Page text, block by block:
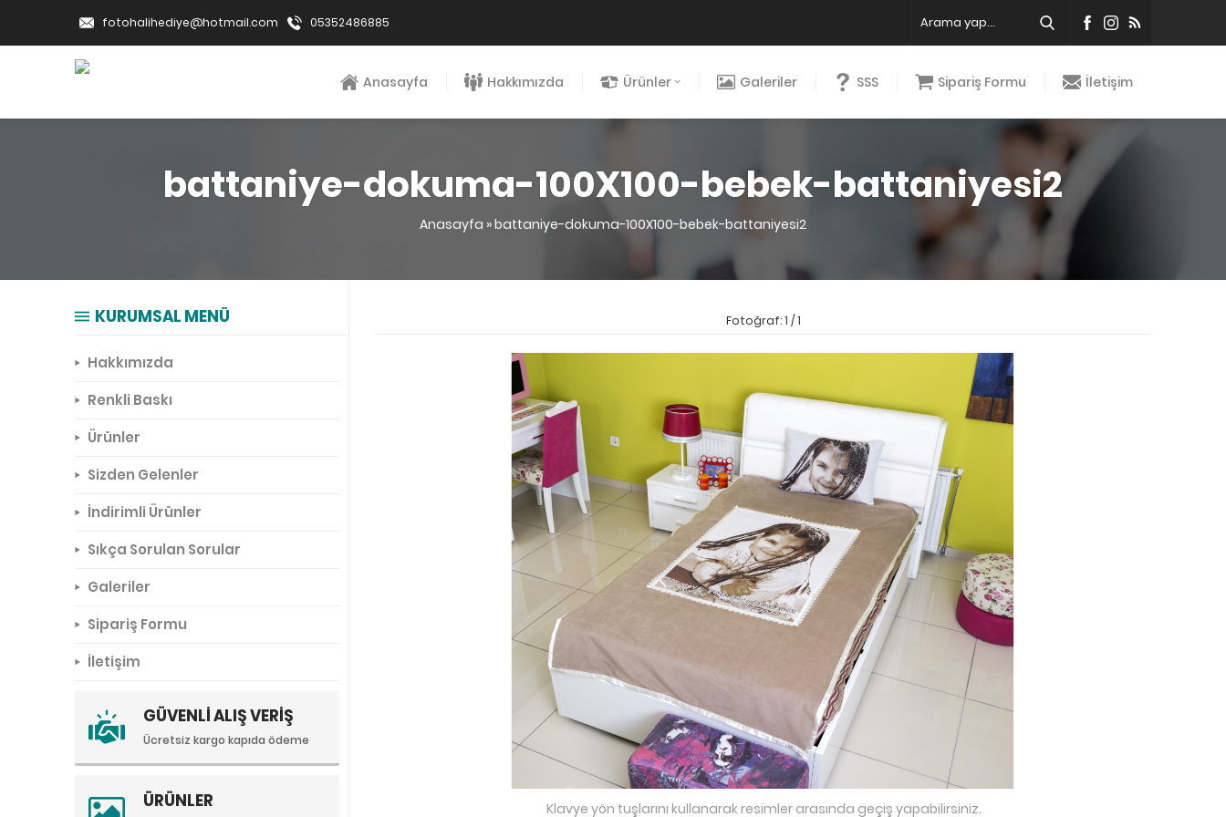
fotohalihediye@hotmail.com 05352486885
Anasayfa Hakkımızda Ürünler Galeriler SSS Sipariş Formu İletişim
battaniye-dokuma-100X100-bebek-battaniyesi2
Anasayfa »battaniye-dokuma-100X100-bebek-battaniyesi2
Fotoğraf: 1 / 1
Klavye yön tuşlarını kullanarak resimler arasında geçiş yapabilirsiniz.
KURUMSAL MENÜ
Hakkımızda
Renkli Baskı
Ürünler
Sizden Gelenler
İndirimli Ürünler
Sıkça Sorulan Sorular
Galeriler
Sipariş Formu
İletişim
GÜVENLİ ALIŞ VERİŞ
Ücretsiz kargo kapıda ödeme
ÜRÜNLER